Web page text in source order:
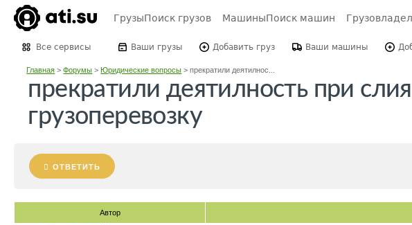
ГрузыПоиск грузов МашиныПоиск машин
Все сервисы Ваши грузы Добавить груз Ваши машины
Главная >Форумы >Юридические вопросы >прекратили деятилнос...
прекратили деятилность при
грузоперевозку
ОТВЕТИТЬ
Автор